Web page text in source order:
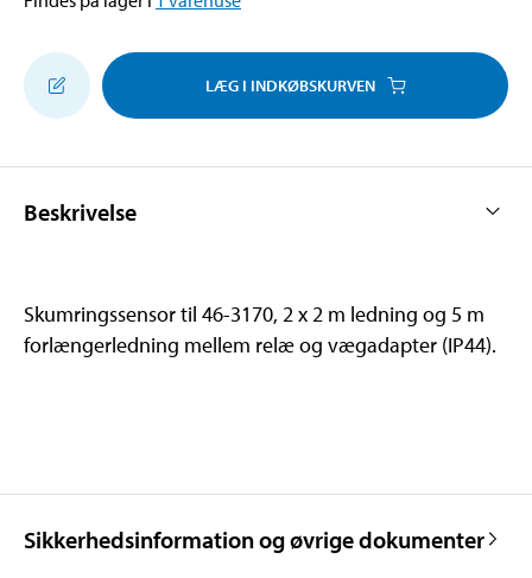
LÆG I INDKØBSKURVEN
Beskrivelse
Skumringssensor til 46-3170, 2 x 2 m ledning og 5 m
forlængerledning mellem relæ og vægadapter (IP44).
Sikkerhedsinformation og øvrige dokumenter